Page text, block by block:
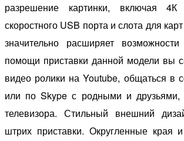
разрешение картинки, включая
скоростного USB порта и слота для
значительно расширяет
помощи приставки данной модели вы
видео ролики на Youtube, общаться в
или по Skype с родными и друзьями,
телевизора. Стильный внешний
штрих приставки. Округленные края